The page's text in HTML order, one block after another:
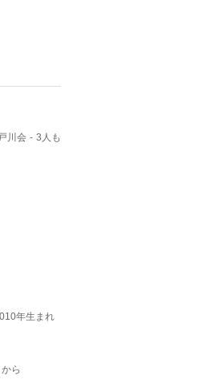
川会
3人も
年生まれ
ら